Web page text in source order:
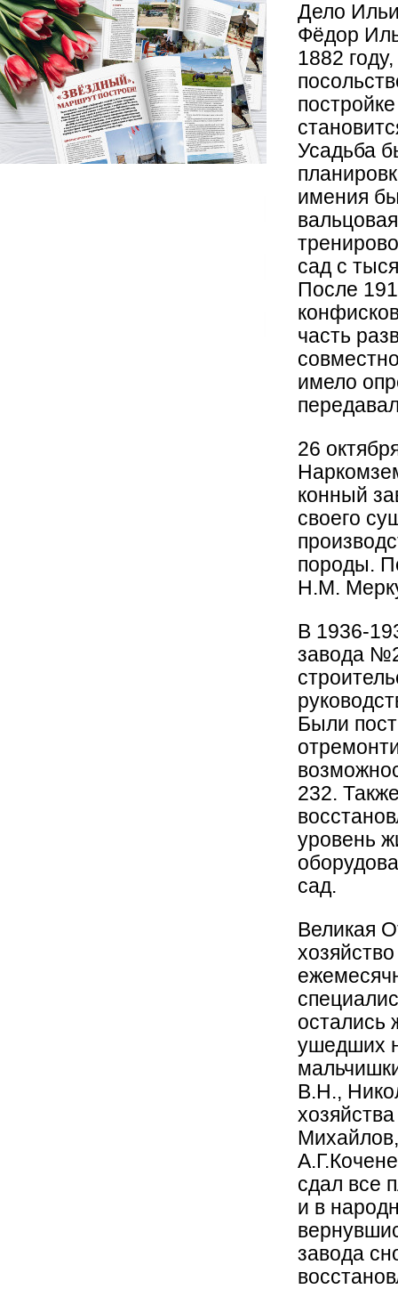
Дело
Фёдор
1882
Усадьба
имения
сад с
После
часть
имело
26
конный
своего
породы.
Н.М.
В 1936-
завода
Были
232.
уровень
сад.
Великая
остались
ушедших
В.Н.,
сдал все
и в
завода